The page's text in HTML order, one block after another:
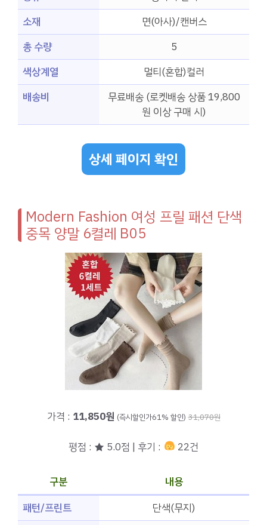
소재
면(아사)/캔버스
총 수량
5
색상계열
멀티(혼합)컬러
배송비
무료배송 (로켓배송 상품 19,800
원 이상 구매 시)
상세 페이지 확인
Modern Fashion 여성 프릴 패션 단색
중목 양말 6켤레 B05
가격 : 11,850원 (즉시할인가61% 할인) 31,070원
평점 : ★ 5.0점 | 후기 : 22건
구분
내용
패턴/프린트
단색(무지)